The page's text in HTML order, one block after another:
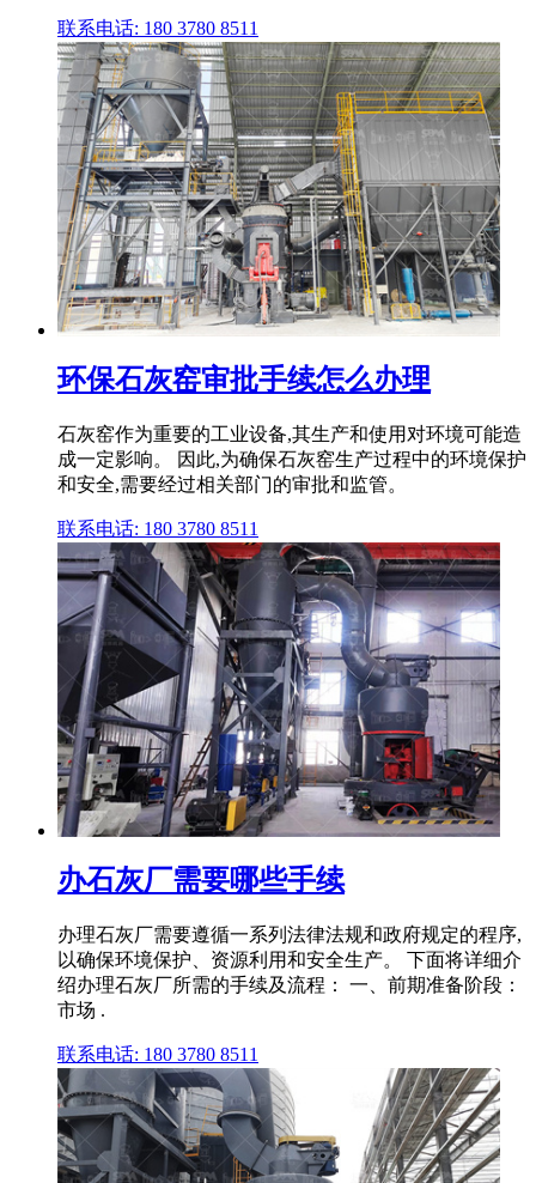
联系电话: 180 3780 8511
环保石灰窑审批手续怎么办理
石灰窑作为重要的工业设备,其生产和使用对环境可能造
成一定影响。 因此,为确保石灰窑生产过程中的环境保护
和安全,需要经过相关部门的审批和监管。
联系电话: 180 3780 8511
办石灰厂需要哪些手续
办理石灰厂需要遵循一系列法律法规和政府规定的程序,
以确保环境保护、资源利用和安全生产。 下面将详细介
绍办理石灰厂所需的手续及流程： 一、前期准备阶段：
市场 .
联系电话: 180 3780 8511